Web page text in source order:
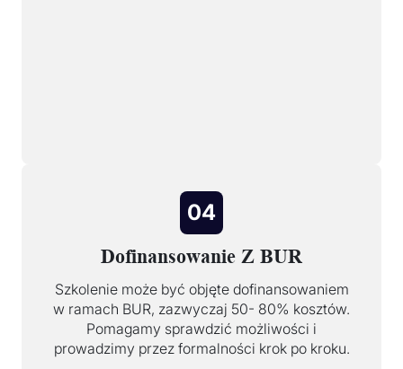
04
Dofinansowanie Z BUR
Szkolenie może być objęte dofinansowaniem
w ramach BUR, zazwyczaj 50- 80% kosztów.
Pomagamy sprawdzić możliwości i
prowadzimy przez formalności krok po kroku.